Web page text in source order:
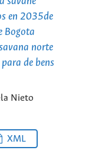
en 2035de
Bogota
norte
de bens
Nieto
XML